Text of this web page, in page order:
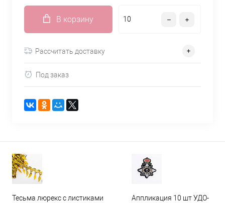
В корзину
Рассчитать доставку
Под заказ
Тесьма люрекс с листиками
Аппликация 10 шт УДО-